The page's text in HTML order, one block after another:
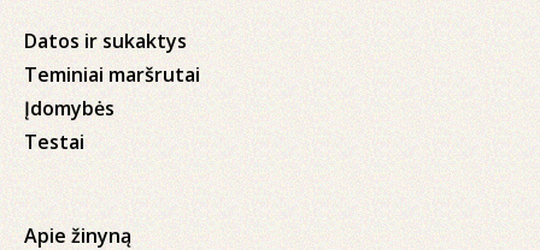
Datos ir sukaktys
Teminiai maršrutai
Įdomybės
Testai
Apie žinyną